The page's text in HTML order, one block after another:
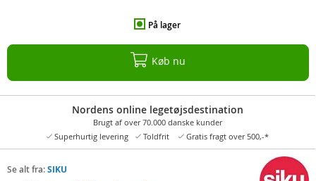
På lager
Køb nu
Nordens online legetøjsdestination
Brugt af over 70.000 danske kunder
Superhurtig levering
Toldfrit Gratis fragt over 500,-*
Se alt fra:SIKU